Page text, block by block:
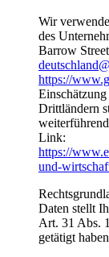
Wir
des
Barrow
https://
Drittländern
Link:
https://
und-
Daten stellt
Art. 31 Abs.
getätigt